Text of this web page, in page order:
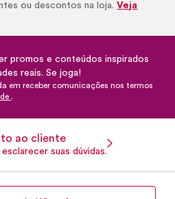
ou descontos na loja.Veja
promos e conteúdos inspirados
reais. Se joga!
em receber comunicações nos termos
.
ao cliente
suas dúvidas.